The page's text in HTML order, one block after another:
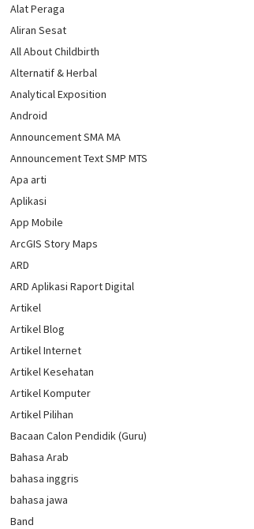
Alat Peraga
Aliran Sesat
All About Childbirth
Alternatif & Herbal
Analytical Exposition
Android
Announcement SMA MA
Announcement Text SMP MTS
Apa arti
Aplikasi
App Mobile
ArcGIS Story Maps
ARD
ARD Aplikasi Raport Digital
Artikel
Artikel Blog
Artikel Internet
Artikel Kesehatan
Artikel Komputer
Artikel Pilihan
Bacaan Calon Pendidik (Guru)
Bahasa Arab
bahasa inggris
bahasa jawa
Band